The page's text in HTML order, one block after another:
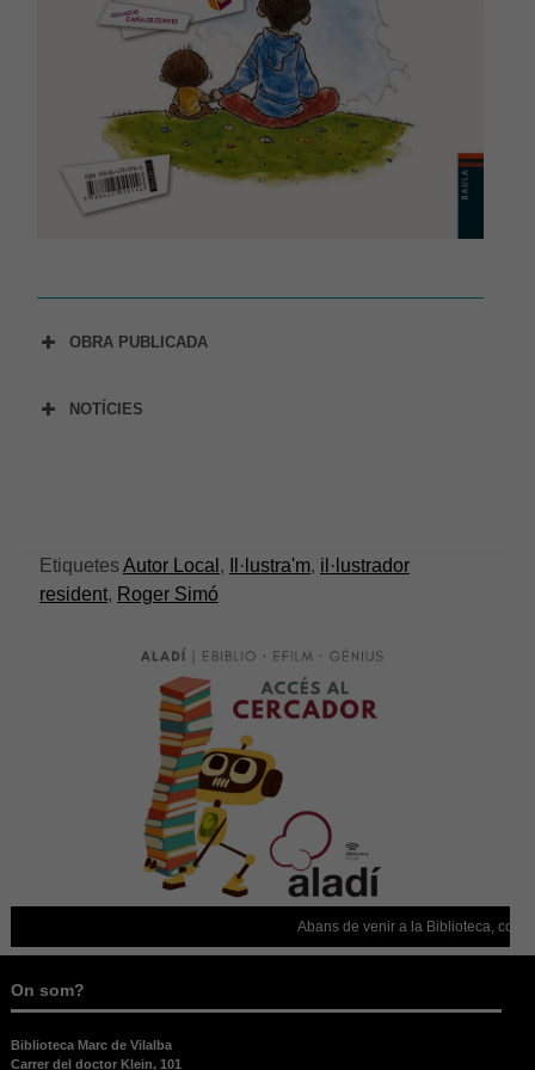
OBRA PUBLICADA
NOTÍCIES
Simó
» BUTACA D’ARTISTA: Trobada amb
l’il·lustrador Roger Simó
EtiquetesAutor Local , Il·lustra'm, il·lustrador
resident, Roger Simó
Abans de venir a la Biblioteca,
On som?
Biblioteca Marc de Vilalba
Carrer del doctor Klein, 101
Per tal que el
nostre lloc
web funcioni
el millor
possible
durant la
vostra visita.
Si rebutges
aquestes